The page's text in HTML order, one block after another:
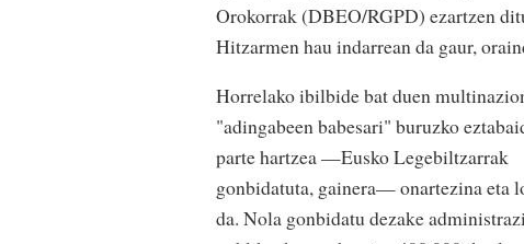
Orokorrak (DBEO/RGPD) ezartzen
Hitzarmen hau indarrean da gaur,
Horrelako ibilbide bat duen
"adingabeen babesari" buruzko
parte hartzea —Eusko Legebiltzarrak
gonbidatuta, gainera— onartezina eta
da. Nola gonbidatu dezake